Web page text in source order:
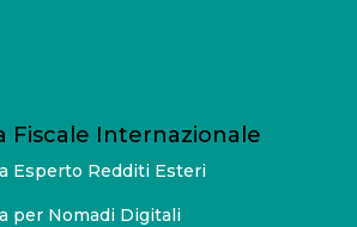
Fiscale Internazionale
Esperto Redditi Esteri
per Nomadi Digitali